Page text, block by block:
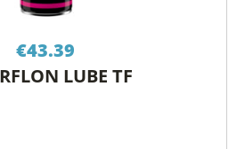
€43.39
LUBE TF